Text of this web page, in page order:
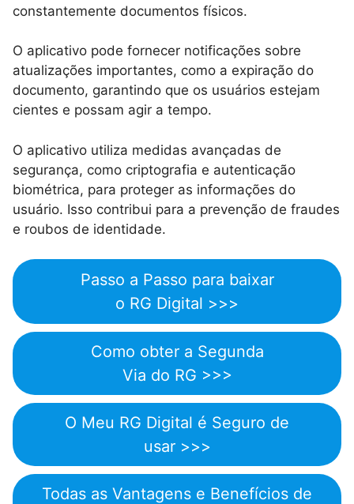
constantemente documentos físicos.
O aplicativo pode fornecer notificações sobre
atualizações importantes, como a expiração do
documento, garantindo que os usuários estejam
cientes e possam agir a tempo.
O aplicativo utiliza medidas avançadas de
segurança, como criptografia e autenticação
biométrica, para proteger as informações do
usuário. Isso contribui para a prevenção de fraudes
e roubos de identidade.
Passo a Passo para baixar
o RG Digital >>>
Como obter a Segunda
Via do RG >>>
O Meu RG Digital é Seguro de
usar >>>
Todas as Vantagens e Benefícios de